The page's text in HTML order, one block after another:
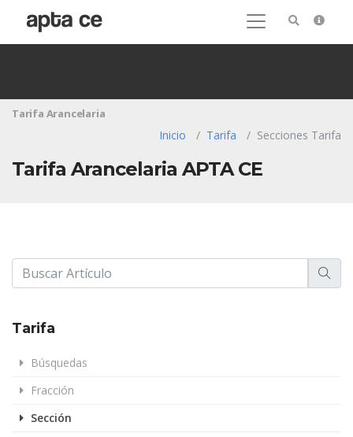
Tarifa Arancelaria
Inicio Tarifa Secciones Tarifa
Tarifa Arancelaria APTA CE
Tarifa
Búsquedas
Fracción
Sección